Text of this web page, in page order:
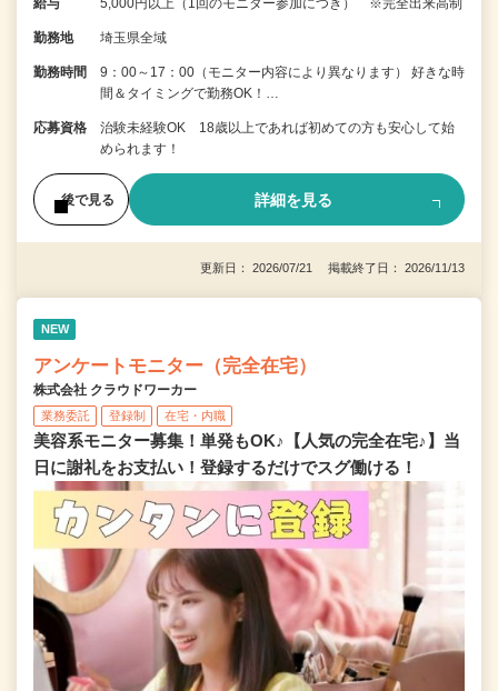
給与 5,000円以上（1回のモニター参加につき） ※完全出来高制
勤務地 埼玉県全域
勤務時間
9：00～17：00（モニター内容により異なります） 好きな時
間＆タイミングで勤務OK！…
応募資格
治験未経験OK 18歳以上であれば初めての方も安心して始
められます！
後で見る 詳細を見る
更新日： 2026/07/21 掲載終了日： 2026/11/13
NEW
アンケートモニター（完全在宅）
株式会社 クラウドワーカー
業務委託 登録制 在宅・内職
美容系モニター募集！単発もOK♪【人気の完全在宅♪】当
日に謝礼をお支払い！登録するだけでスグ働ける！